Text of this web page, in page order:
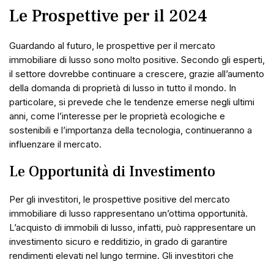
Le Prospettive per il 2024
Guardando al futuro, le prospettive per il mercato
immobiliare di lusso sono molto positive. Secondo gli esperti,
il settore dovrebbe continuare a crescere, grazie all’aumento
della domanda di proprietà di lusso in tutto il mondo. In
particolare, si prevede che le tendenze emerse negli ultimi
anni, come l’interesse per le proprietà ecologiche e
sostenibili e l’importanza della tecnologia, continueranno a
influenzare il mercato.
Le Opportunità di Investimento
Per gli investitori, le prospettive positive del mercato
immobiliare di lusso rappresentano un’ottima opportunità.
L’acquisto di immobili di lusso, infatti, può rappresentare un
investimento sicuro e redditizio, in grado di garantire
rendimenti elevati nel lungo termine. Gli investitori che